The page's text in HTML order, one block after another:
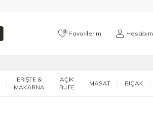
0 Favorilerim Hesabım
ERİŞTE &
MAKARNA
AÇIK
BÜFE
MASAT BIÇAK